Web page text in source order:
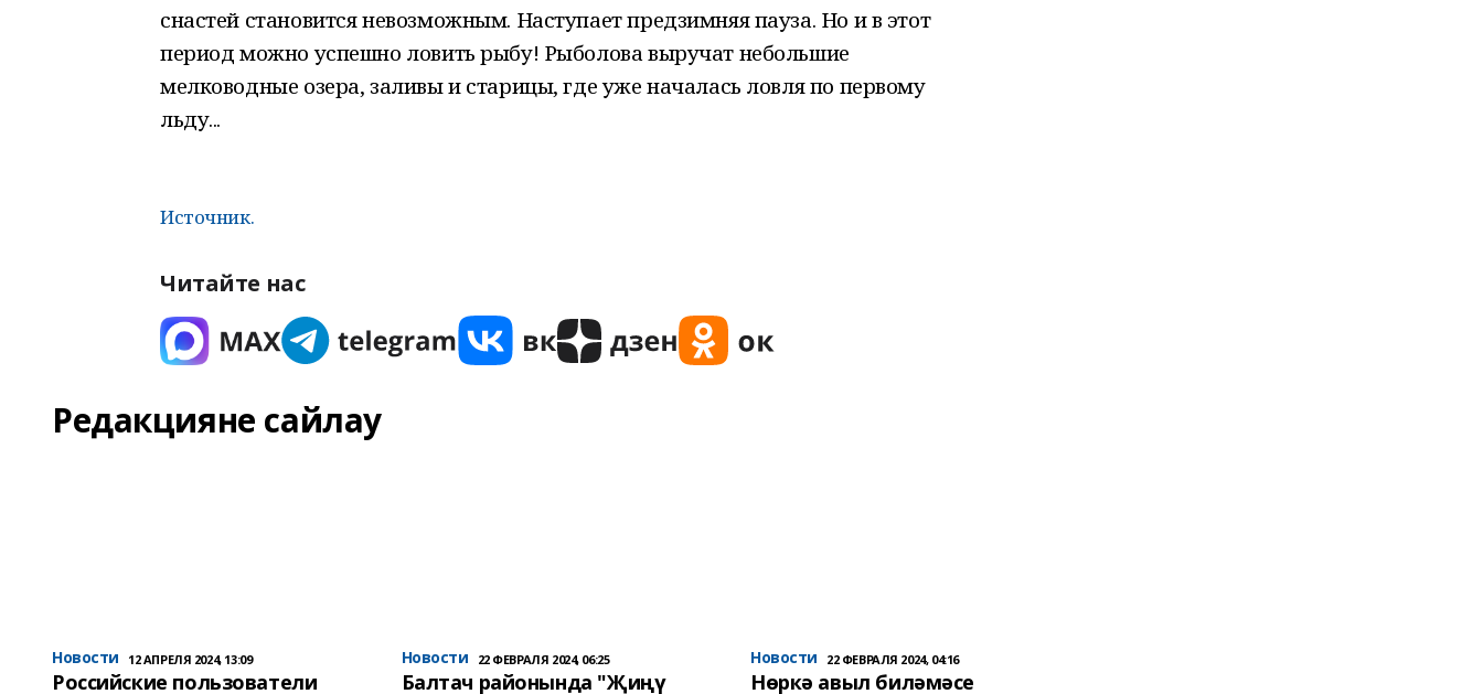
снастей становится невозможным. Наступает предзимняя пауза. Но и в этот
период можно успешно ловить рыбу! Рыболова выручат небольшие
мелководные озера, заливы и старицы, где уже началась ловля по первому
льду...
Источник.
Читайте нас
Редакцияне сайлау
Новости 12 АПРЕЛЯ 2024, 13:09
Российские пользователи
Новости 22 ФЕВРАЛЯ 2024, 06:25
Балтач районында "Җиңү
Новости 22 ФЕВРАЛЯ 2024, 04:16
Нөркә авыл биләмәсе